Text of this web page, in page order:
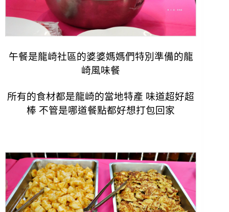
午餐是龍崎社區的婆婆媽媽們特別準備的龍
崎風味餐
所有的食材都是龍崎的當地特產 味道超好超
棒 不管是哪道餐點都好想打包回家